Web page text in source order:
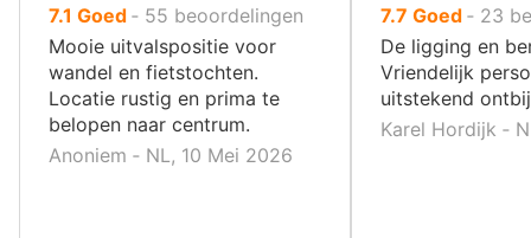
7.1 uit
10
,
Goed ‐ 55 beoordelingen
Mooie uitvalspositie voor
wandel en fietstochten.
Locatie rustig en prima te
belopen naar centrum.
Anoniem ‐ NL, 10 Mei 2026
7.7 uit
10
,
Goed ‐ 23
De ligging en
Vriendelijk
uitstekend
Karel Hordijk ‐